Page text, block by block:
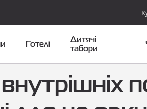
Готелі
Дитячі
табори